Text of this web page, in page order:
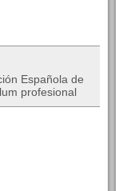
Española de
profesional